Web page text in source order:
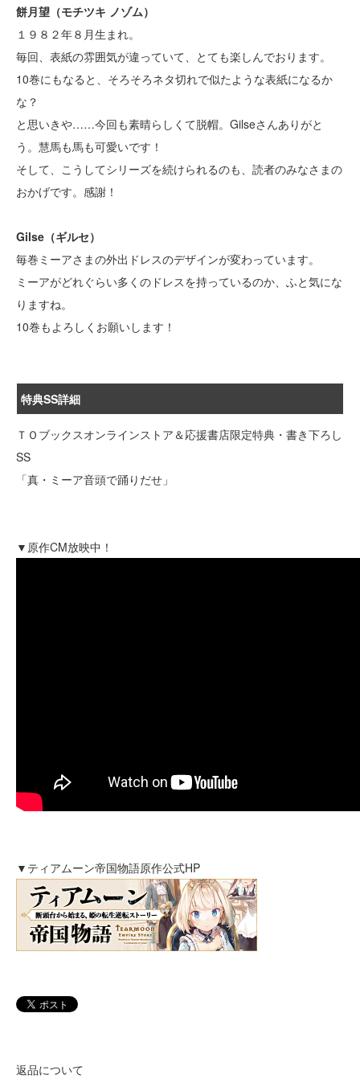
餅月望（モチツキ ノゾム）
１９８２年８月生まれ。
毎回、表紙の雰囲気が違っていて、とても楽しんでおります。
10巻にもなると、そろそろネタ切れで似たような表紙になるか
な？
と思いきや……今回も素晴らしくて脱帽。Gilseさんありがと
う。慧馬も馬も可愛いです！
そして、こうしてシリーズを続けられるのも、読者のみなさまの
おかげです。感謝！
Gilse（ギルセ）
毎巻ミーアさまの外出ドレスのデザインが変わっています。
ミーアがどれぐらい多くのドレスを持っているのか、ふと気にな
りますね。
10巻もよろしくお願いします！
特典SS詳細
ＴＯブックスオンラインストア＆応援書店限定特典・書き下ろし
SS
「真・ミーア音頭で踊りだせ」
▼原作CM放映中！
▼ティアムーン帝国物語原作公式HP
返品について